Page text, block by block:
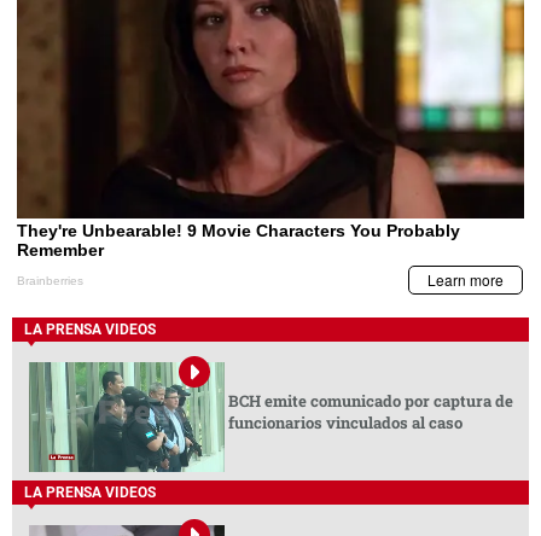
LA PRENSA VIDEOS
BCH emite comunicado por captura de
funcionarios vinculados al caso
LA PRENSA VIDEOS